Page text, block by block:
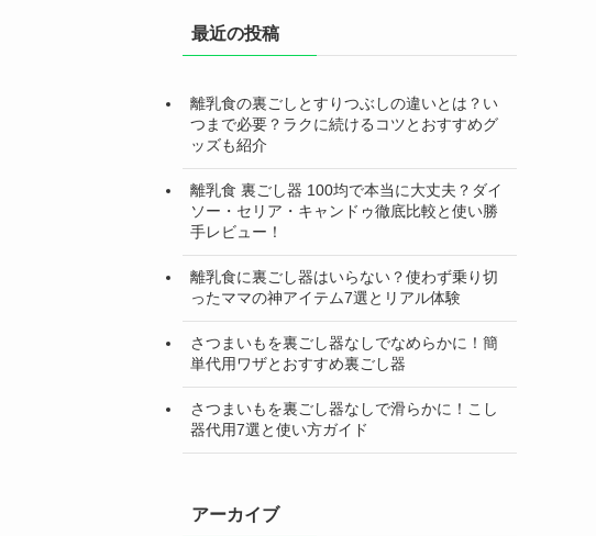
最近の投稿
離乳食の裏ごしとすりつぶしの違いとは？い
つまで必要？ラクに続けるコツとおすすめグ
ッズも紹介
離乳食 裏ごし器 100均で本当に大丈夫？ダイ
ソー・セリア・キャンドゥ徹底比較と使い勝
手レビュー！
離乳食に裏ごし器はいらない？使わず乗り切
ったママの神アイテム7選とリアル体験
さつまいもを裏ごし器なしでなめらかに！簡
単代用ワザとおすすめ裏ごし器
さつまいもを裏ごし器なしで滑らかに！こし
器代用7選と使い方ガイド
アーカイブ